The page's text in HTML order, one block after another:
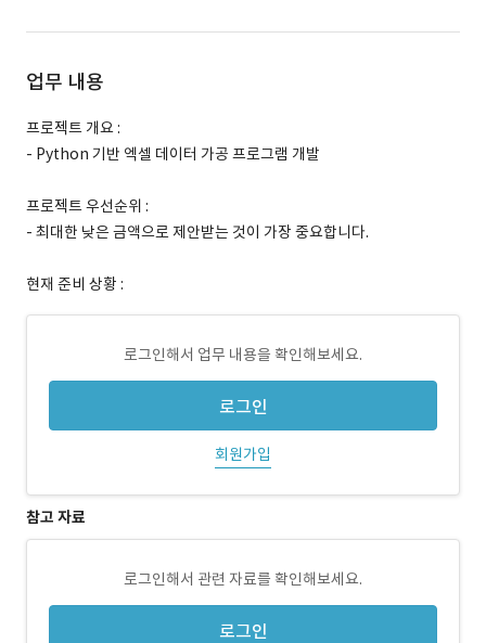
업무 내용
프로젝트 개요 :
- Python 기반 엑셀 데이터 가공 프로그램 개발
프로젝트 우선순위 :
- 최대한 낮은 금액으로 제안받는 것이 가장 중요합니다.
현재 준비 상황 :
로그인해서 업무 내용을 확인해보세요.
로그인
회원가입
참고 자료
로그인해서 관련 자료를 확인해보세요.
로그인